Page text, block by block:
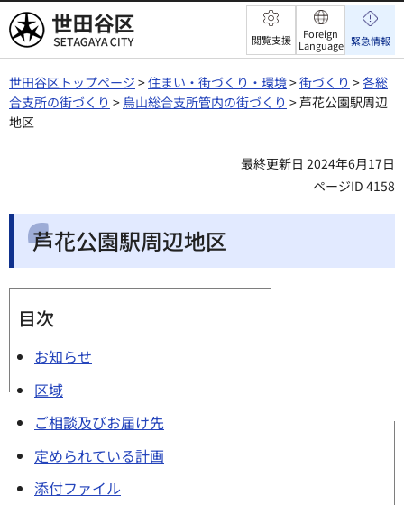
世田谷区 閲覧支援
Foreign
Language 緊急情報
世田谷区トップページ >住まい・街づくり・環境>街づくり >各総
合支所の街づくり > 烏山総合支所管内の街づくり > 芦花公園駅周辺
地区
最終更新日 2024年6月17日
ページID 4158
芦花公園駅周辺地区
目次
お知らせ
区域
ご相談及びお届け先
定められている計画
添付ファイル